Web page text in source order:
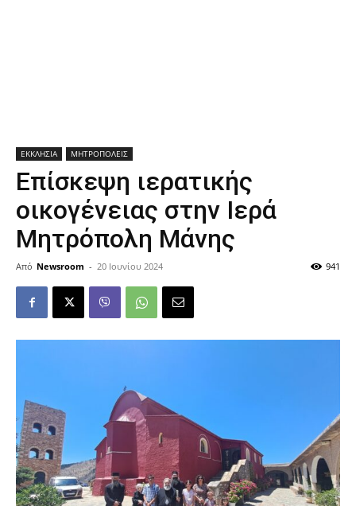
ΕΚΚΛΗΣΙΑ ΜΗΤΡΟΠΟΛΕΙΣ
Επίσκεψη ιερατικής
οικογένειας στην Ιερά
Μητρόπολη Μάνης
Από Newsroom - 20 Ιουνίου 2024 941